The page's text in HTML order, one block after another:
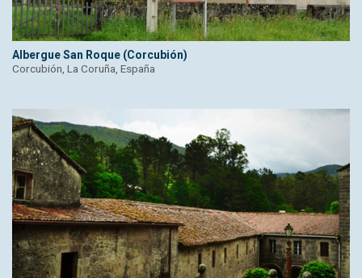
Albergue San Roque (Corcubión)
Corcubión, La Coruña, España